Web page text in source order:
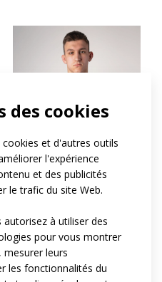
des cookies
et d'autres outils
l'expérience
et des publicités
le trafic du site Web.
à utiliser des
pour vous montrer
mesurer leurs
les fonctionnalités du
Maillot de volley-ball de
plage à manches
courtes